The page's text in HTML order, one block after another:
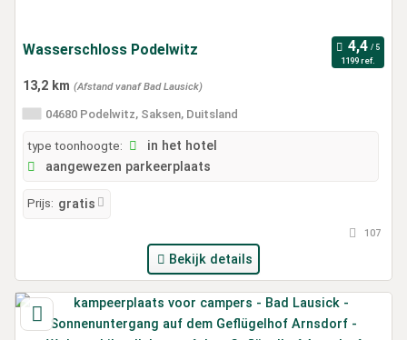
Wasserschloss Podelwitz
1199 ref.
13,2 km (Afstand vanaf Bad Lausick)
04680 Podelwitz, Saksen, Duitsland
type toonhoogte:
in het hotel
aangewezen parkeerplaats
Prijs: gratis
107
Bekijk details